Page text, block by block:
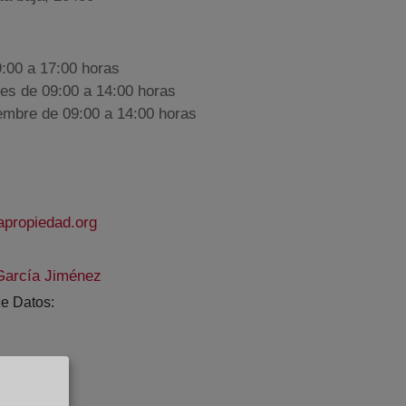
a 17:00 horas
de 09:00 a 14:00 horas
de 09:00 a 14:00 horas
Jiménez
Datos: